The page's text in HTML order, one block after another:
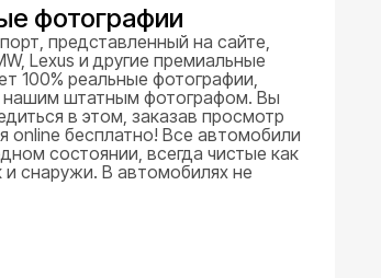
фотографии
представленный на сайте,
Lexus и другие премиальные
100% реальные фотографии,
нашим штатным фотографом. Вы
в этом, заказав просмотр
online бесплатно! Все автомобили
состоянии, всегда чистые как
и снаружи. В автомобилях не